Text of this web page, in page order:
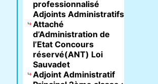
professionnalisé
Adjoints Administratifs
Attaché
d’Administration de
l’Etat Concours
réservé(ANT) Loi
Sauvadet
Adjoint Administratif